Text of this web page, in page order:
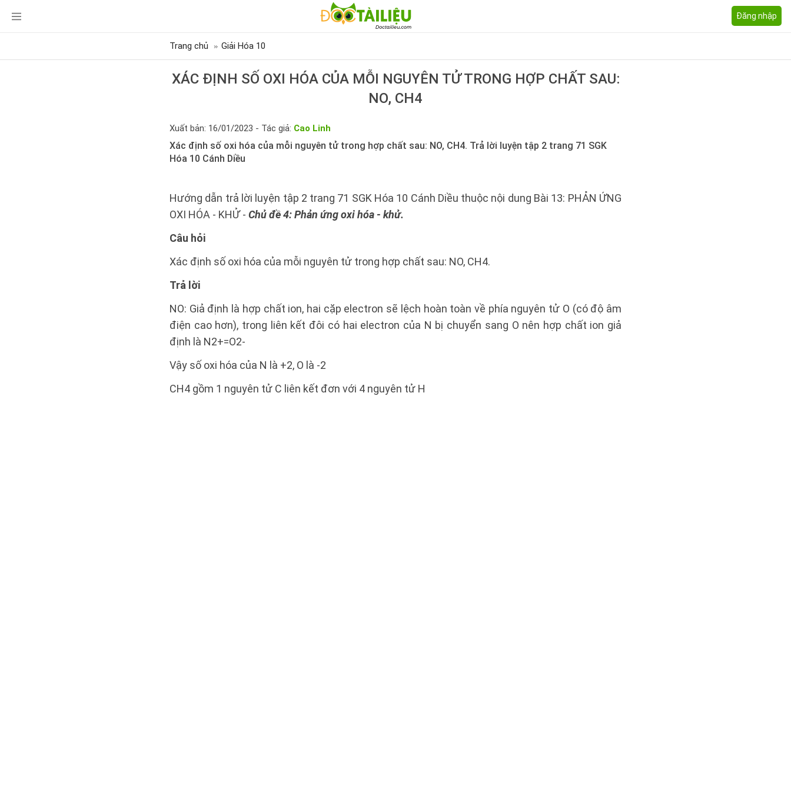
Đăng nhập
Trang chủ Giải Hóa 10
XÁC ĐỊNH SỐ OXI HÓA CỦA MỖI NGUYÊN TỬ TRONG HỢP CHẤT SAU:
NO, CH4
Xuất bản: 16/01/2023 - Tác giả: Cao Linh
Xác định số oxi hóa của mỗi nguyên tử trong hợp chất sau: NO, CH4. Trả lời luyện tập 2 trang 71 SGK
Hóa 10 Cánh Diều
Hướng dẫn trả lời luyện tập 2 trang 71 SGK Hóa 10 Cánh Diều thuộc nội dung Bài 13: PHẢN ỨNG
OXI HÓA - KHỬ - Chủ đề 4: Phản ứng oxi hóa - khử.
Câu hỏi
Xác định số oxi hóa của mỗi nguyên tử trong hợp chất sau: NO, CH4.
Trả lời
NO: Giả định là hợp chất ion, hai cặp electron sẽ lệch hoàn toàn về phía nguyên tử O (có độ âm
điện cao hơn), trong liên kết đôi có hai electron của N bị chuyển sang O nên hợp chất ion giả
định là N2+=O2-
Vậy số oxi hóa của N là +2, O là -2
CH4 gồm 1 nguyên tử C liên kết đơn với 4 nguyên tử H